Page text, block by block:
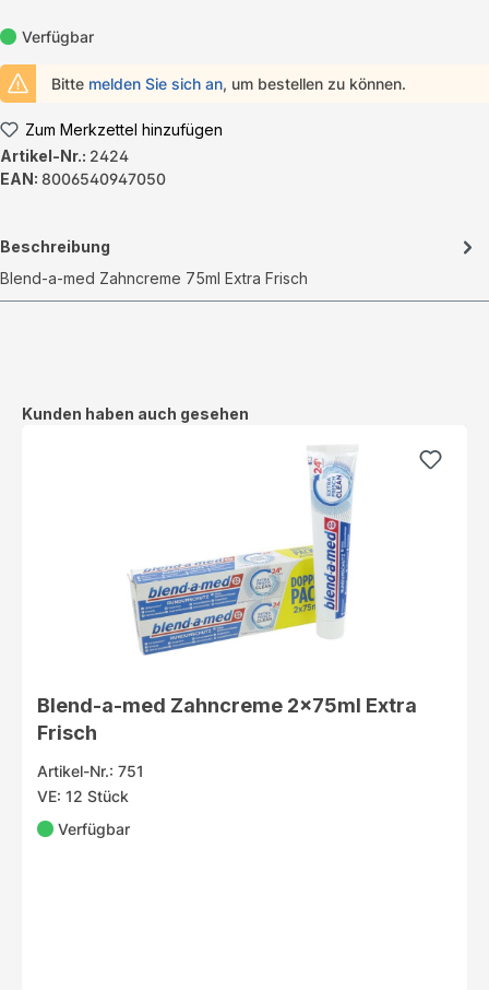
Verfügbar
Bitte melden Sie sich an, um bestellen zu können.
Zum Merkzettel hinzufügen
Artikel-Nr.: 2424
EAN: 8006540947050
Beschreibung
Blend-a-med Zahncreme 75ml Extra Frisch
Produktgalerie überspringen
Kunden haben auch gesehen
Blend-a-med Zahncreme 2x75ml Extra
Frisch
Artikel-Nr.: 751
VE: 12 Stück
Verfügbar